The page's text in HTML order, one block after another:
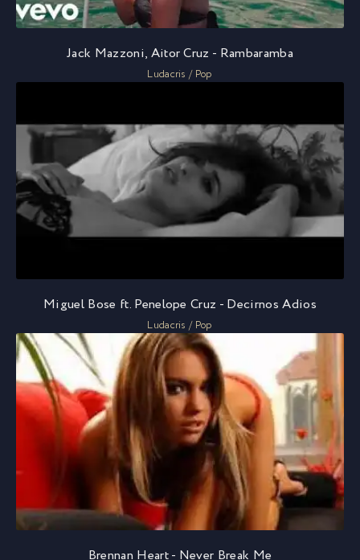
Jack Mazzoni, Aitor Cruz - Rambaramba
Ludacris / Pop
Miguel Bose ft. Penelope Cruz - Decirnos Adios
Ludacris / Pop
Brennan Heart - Never Break Me